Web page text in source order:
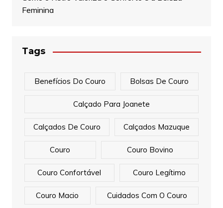
Feminina
Tags
Benefícios Do Couro Bolsas De Couro
Calçado Para Joanete
Calçados De Couro Calçados Mazuque
Couro Couro Bovino
Couro Confortável Couro Legítimo
Couro Macio Cuidados Com O Couro